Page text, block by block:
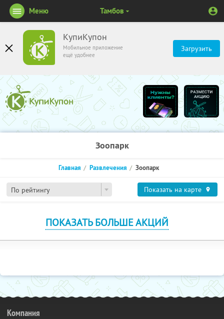
КупиКупон
Мобильное приложение
ещё удобнее
Загрузить
Меню Тамбов
Зоопарк
По рейтингу
Главная Развлечения Зоопарк
Показать на карте
ПОКАЗАТЬ БОЛЬШЕ АКЦИЙ
Компания